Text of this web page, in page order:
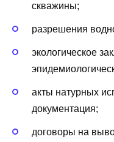
скважины;
разрешения
экологическое
акты натурных
документация;
договоры на